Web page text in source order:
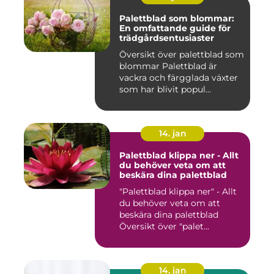
Palettblad som blommar:
En omfattande guide för
trädgårdsentusiaster
Översikt över palettblad som
blommar Palettblad är
vackra och färgglada växter
som har blivit popul...
14. jan
Palettblad klippa ner - Allt
du behöver veta om att
beskära dina palettblad
"Palettblad klippa ner" - Allt
du behöver veta om att
beskära dina palettblad
Översikt över "palet...
14. jan